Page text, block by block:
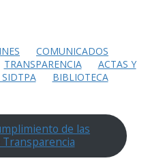
COMUNICADOS
TRANSPARENCIA
ACTAS Y
BIBLIOTECA
de las